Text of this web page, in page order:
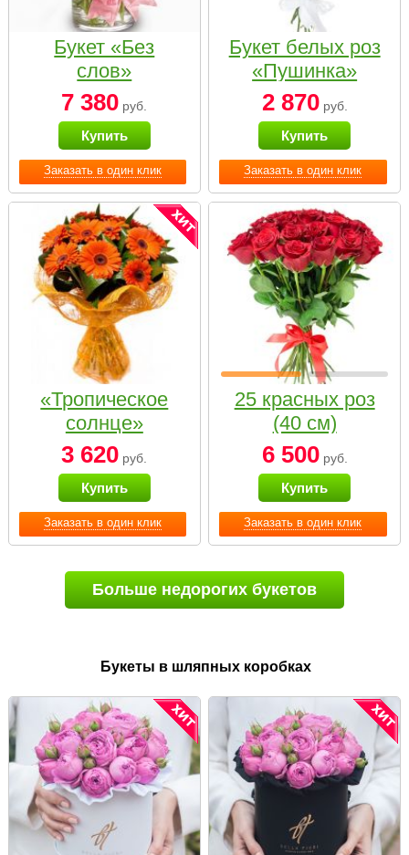
Заказать в один клик
Букет «Без
слов»
7 380 руб.
Купить
Заказать в один клик
Букет белых роз
«Пушинка»
2 870руб.
Купить
Заказать в один клик
«Тропическое
солнце»
3 620 руб.
Купить
Заказать в один клик
25 красных роз
(40 см)
6 500руб.
Купить
Больше недорогих букетов
Букеты в шляпных коробках